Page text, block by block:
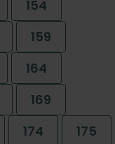
154
159
164
169
174
175